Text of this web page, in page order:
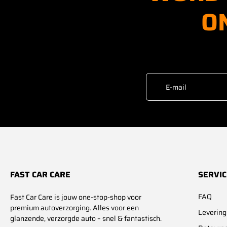
E-mail
FAST CAR CARE
Fast Car Care is jouw one-stop-shop voor
premium autoverzorging. Alles voor een
glanzende, verzorgde auto – snel & fantastisch.
FAQ
Levering